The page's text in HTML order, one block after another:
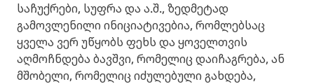
საჩუქრები, სუფრა და ა.შ., ზედმეტად
გამოვლენილი ინიციატივებია, რომლებსაც
ყველა ვერ უწყობს ფეხს და ყოველთვის
აღმოჩნდება ბავშვი, რომელიც დაიჩაგრება, ან
მშობელი, რომელიც იძულებული გახდება,